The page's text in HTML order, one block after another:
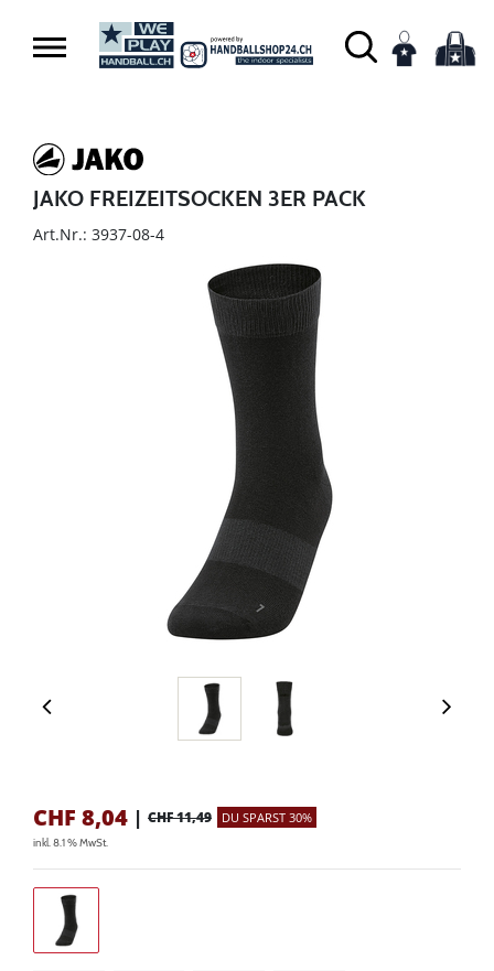
JAKO FREIZEITSOCKEN 3ER PACK
Art.Nr.: 3937-08-4
CHF 8,04 | CHF 11,49 DU SPARST 30%
inkl. 8.1 % MwSt.